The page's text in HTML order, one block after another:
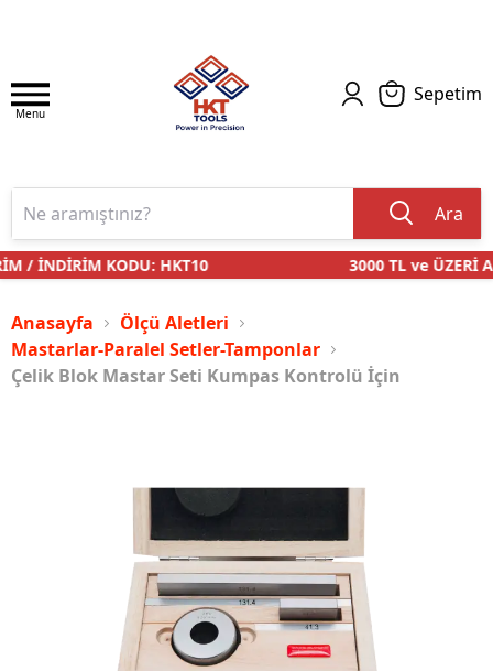
Menu
Sepetim
Ara
/ İNDİRİM KODU: HKT10 3000 TL ve ÜZERİ
Anasayfa
Ölçü Aletleri
Mastarlar-Paralel Setler-Tamponlar
Çelik Blok Mastar Seti Kumpas Kontrolü İçin